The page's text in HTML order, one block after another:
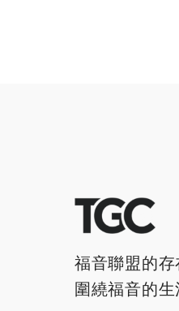
福音聯盟的
圍繞福音的生